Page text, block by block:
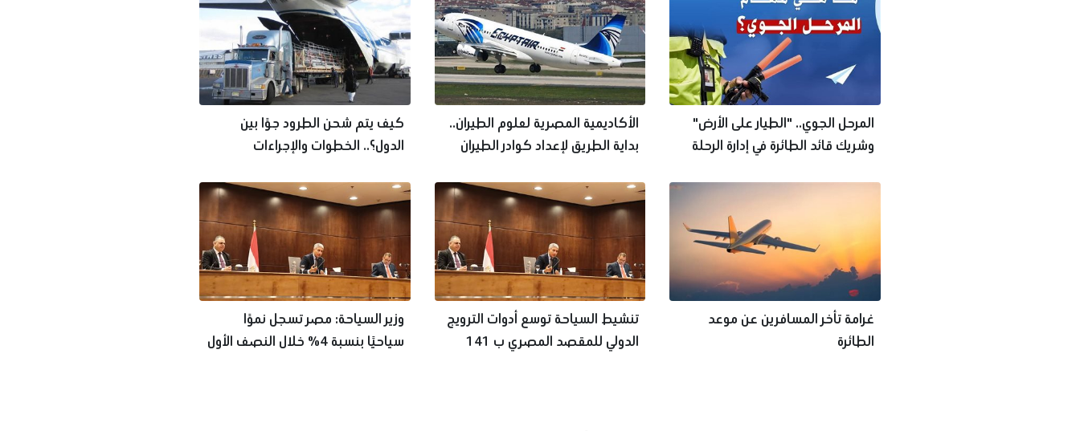
المرحل الجوي.. "الطيار على الأرض"
وشريك قائد الطائرة في إدارة الرحلة
الأكاديمية المصرية لعلوم الطيران..
بداية الطريق لإعداد كوادر الطيران
كيف يتم شحن الطرود جوًا بين
الدول؟.. الخطوات والإجراءات
غرامة تأخر المسافرين عن موعد
الطائرة
تنشيط السياحة توسع أدوات الترويج
الدولي للمقصد المصري ب 141
وزير السياحة: مصر تسجل نموًا
سياحيًا بنسبة 4% خلال النصف الأول